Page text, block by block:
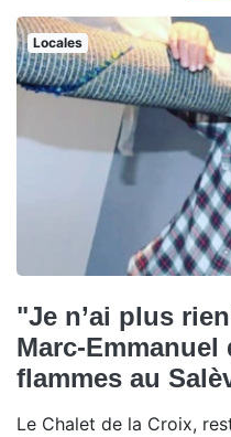
Locales
"Je n’ai plus
Marc-
flammes au
Le Chalet de la Croix,